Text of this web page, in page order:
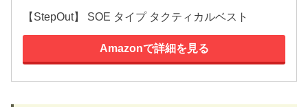
【StepOut】 SOE タイプ タクティカルベスト
Amazonで詳細を見る